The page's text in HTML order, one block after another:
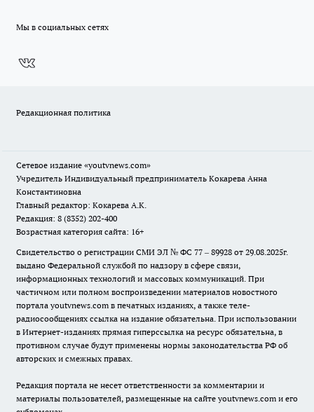
Мы в социальных сетях
Редакционная политика
Сетевое издание «youtvnews.com»
Учредитель Индивидуальный предприниматель Кокарева Анна
Константиновна
Главный редактор: Кокарева А.К.
Редакция: 8 (8352) 202-400
Возрастная категория сайта: 16+
Свидетельство о регистрации СМИ ЭЛ № ФС 77 – 89928 от 29.08.2025г.
выдано Федеральной службой по надзору в сфере связи,
информационных технологий и массовых коммуникаций. При
частичном или полном воспроизведении материалов новостного
портала youtvnews.com в печатных изданиях, а также теле-
радиосообщениях ссылка на издание обязательна. При использовании
в Интернет-изданиях прямая гиперссылка на ресурс обязательна, в
противном случае будут применены нормы законодательства РФ об
авторских и смежных правах.
Редакция портала не несет ответственности за комментарии и
материалы пользователей, размещенные на сайте youtvnews.com и его